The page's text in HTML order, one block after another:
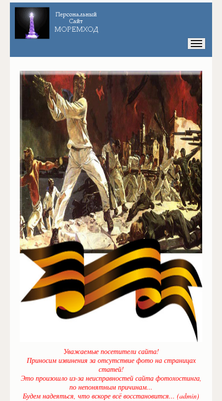
Уважаемые посетители сайта!
Приносим извинения за отсутствие фото на страницах
статей!
Это произошло из-за неисправностей сайта фотохостинга,
по непонятным причинам...
Будем надеяться, что вскоре всё восстановится... (admin)